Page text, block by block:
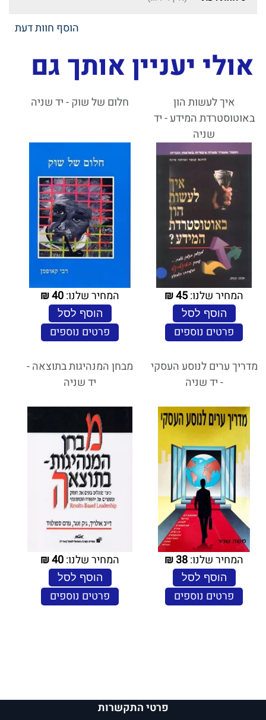
הוסף חוות דעת
אולי יעניין אותך גם
איך לעשות הון
באוטוסטרדת המידע - יד
שניה
המחיר שלנו:45
₪
הוסף לסל
פרטים נוספים
חלום של שוק - יד שניה
המחיר שלנו:40
₪
הוסף לסל
פרטים נוספים
מדריך ערים לנוסע העסקי
- יד שניה
המחיר שלנו:38
₪
הוסף לסל
פרטים נוספים
מבחן המנהיגות בתוצאה -
יד שניה
המחיר שלנו:40
₪
הוסף לסל
פרטים נוספים
פרטי התקשרות